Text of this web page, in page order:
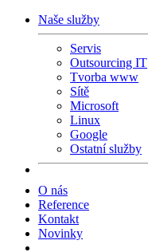
Naše služby
Servis
Outsourcing IT
Tvorba www
Sítě
Microsoft
Linux
Google
Ostatní služby
O nás
Reference
Kontakt
Novinky